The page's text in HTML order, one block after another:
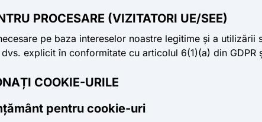
PROCESARE (VIZITATORI UE/SEE)
pe baza intereselor noastre legitime și a
explicit în conformitate cu articolul 6(1)(a) din GDPR
COOKIE-URILE
pentru cookie-uri